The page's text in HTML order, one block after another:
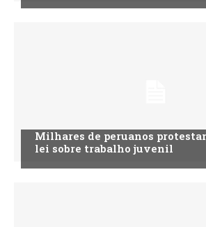
Milhares de peruanos
lei sobre trabalho juvenil